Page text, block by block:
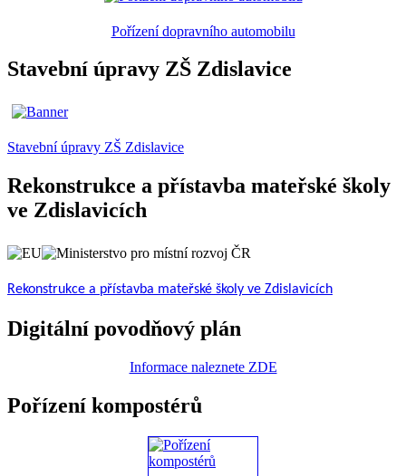
Pořízení dopravního automobilu
Stavební úpravy ZŠ Zdislavice
Stavební úpravy ZŠ Zdislavice
Rekonstrukce a přístavba mateřské školy
ve Zdislavicích
Rekonstrukce a přístavba mateřské školy ve Zdislavicích
Digitální povodňový plán
Informace naleznete ZDE
Pořízení kompostérů